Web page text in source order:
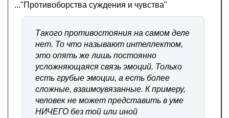
..."Противоборства суждения и чувства"
Такого противостояния на самом деле
нет. То что называют интеллектом,
это опять же лишь постоянно
усложняющаяся связь эмоций. Только
есть грубые эмоции, а есть более
сложные, взаимоувязанные. К примеру,
человек не может представить в уме
НИЧЕГО без той или иной